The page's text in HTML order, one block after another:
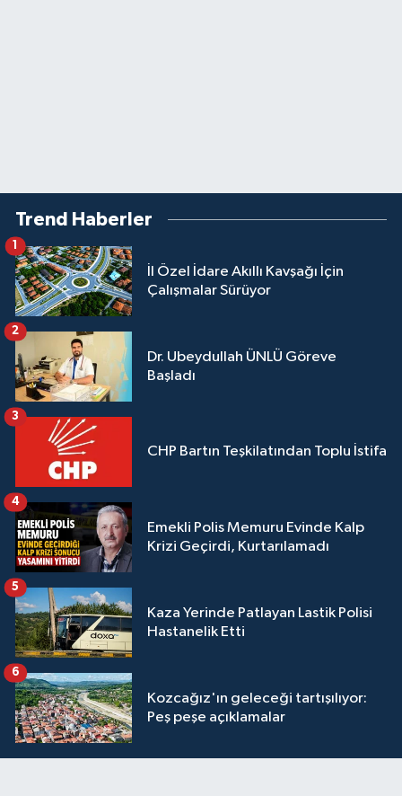
Trend Haberler
İl Özel İdare Akıllı Kavşağı İçin
Çalışmalar Sürüyor
1
Dr. Ubeydullah ÜNLÜ Göreve
Başladı
2
CHP Bartın Teşkilatından Toplu İstifa
3
Emekli Polis Memuru Evinde Kalp
Krizi Geçirdi, Kurtarılamadı
4
Kaza Yerinde Patlayan Lastik Polisi
Hastanelik Etti
5
Kozcağız'ın geleceği tartışılıyor:
Peş peşe açıklamalar
6